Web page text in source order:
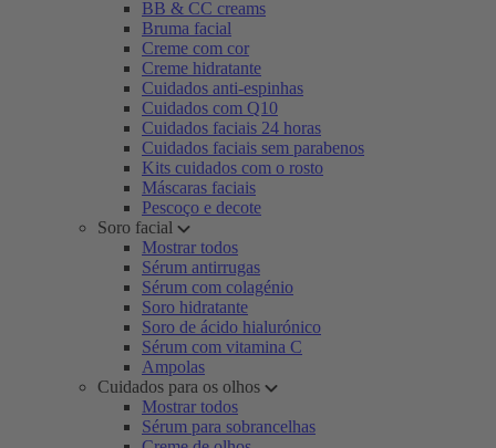
BB & CC creams
Bruma facial
Creme com cor
Creme hidratante
Cuidados anti-espinhas
Cuidados com Q10
Cuidados faciais 24 horas
Cuidados faciais sem parabenos
Kits cuidados com o rosto
Máscaras faciais
Pescoço e decote
Soro facial
Mostrar todos
Sérum antirrugas
Sérum com colagénio
Soro hidratante
Soro de ácido hialurónico
Sérum com vitamina C
Ampolas
Cuidados para os olhos
Mostrar todos
Sérum para sobrancelhas